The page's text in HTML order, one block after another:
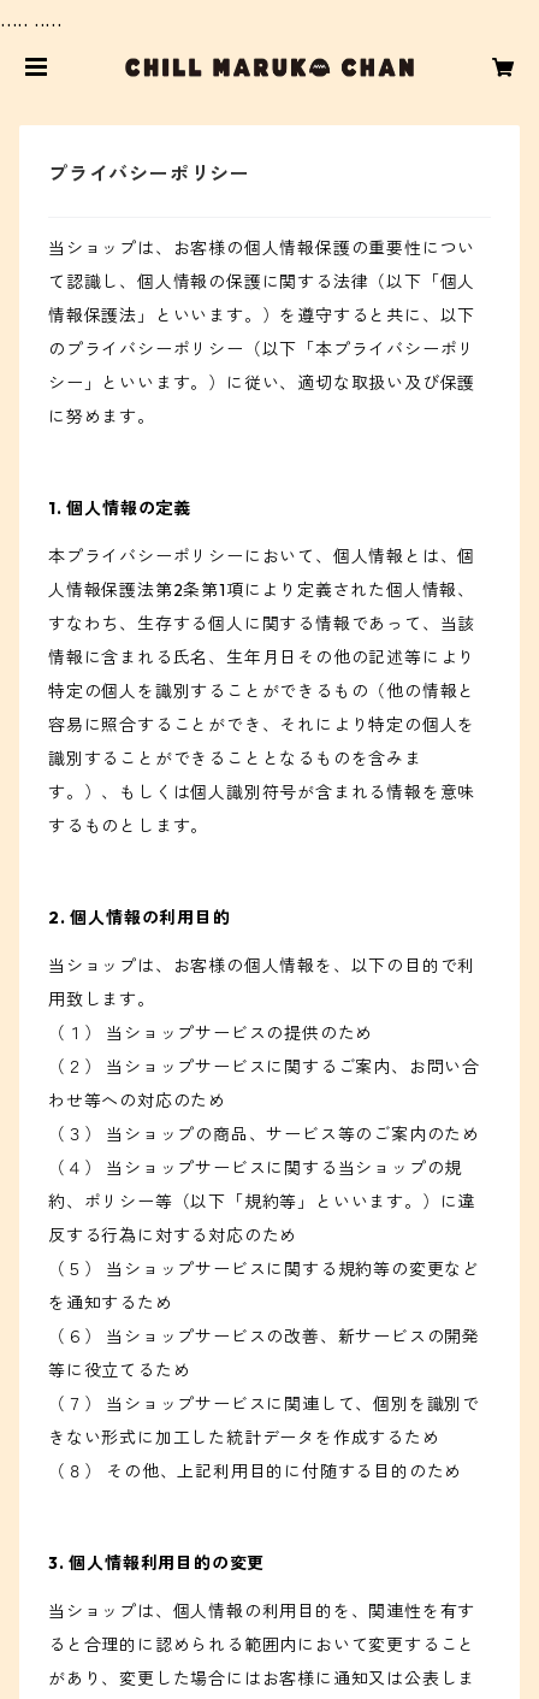
..... .....
プライバシーポリシー
当ショップは、お客様の個人情報保護の重要性につい
て認識し、個人情報の保護に関する法律（以下「個人
情報保護法」といいます。）を遵守すると共に、以下
のプライバシーポリシー（以下「本プライバシーポリ
シー」といいます。）に従い、適切な取扱い及び保護
に努めます。
1. 個人情報の定義
本プライバシーポリシーにおいて、個人情報とは、個
人情報保護法第2条第1項により定義された個人情報、
すなわち、生存する個人に関する情報であって、当該
情報に含まれる氏名、生年月日その他の記述等により
特定の個人を識別することができるもの（他の情報と
容易に照合することができ、それにより特定の個人を
識別することができることとなるものを含みま
す。）、もしくは個人識別符号が含まれる情報を意味
するものとします。
2. 個人情報の利用目的
当ショップは、お客様の個人情報を、以下の目的で利
用致します。
（１） 当ショップサービスの提供のため
（２） 当ショップサービスに関するご案内、お問い合
わせ等への対応のため
（３） 当ショップの商品、サービス等のご案内のため
（４） 当ショップサービスに関する当ショップの規
約、ポリシー等（以下「規約等」といいます。）に違
反する行為に対する対応のため
（５） 当ショップサービスに関する規約等の変更など
を通知するため
（６） 当ショップサービスの改善、新サービスの開発
等に役立てるため
（７） 当ショップサービスに関連して、個別を識別で
きない形式に加工した統計データを作成するため
（８） その他、上記利用目的に付随する目的のため
3. 個人情報利用目的の変更
当ショップは、個人情報の利用目的を、関連性を有す
ると合理的に認められる範囲内において変更すること
があり、変更した場合にはお客様に通知又は公表しま